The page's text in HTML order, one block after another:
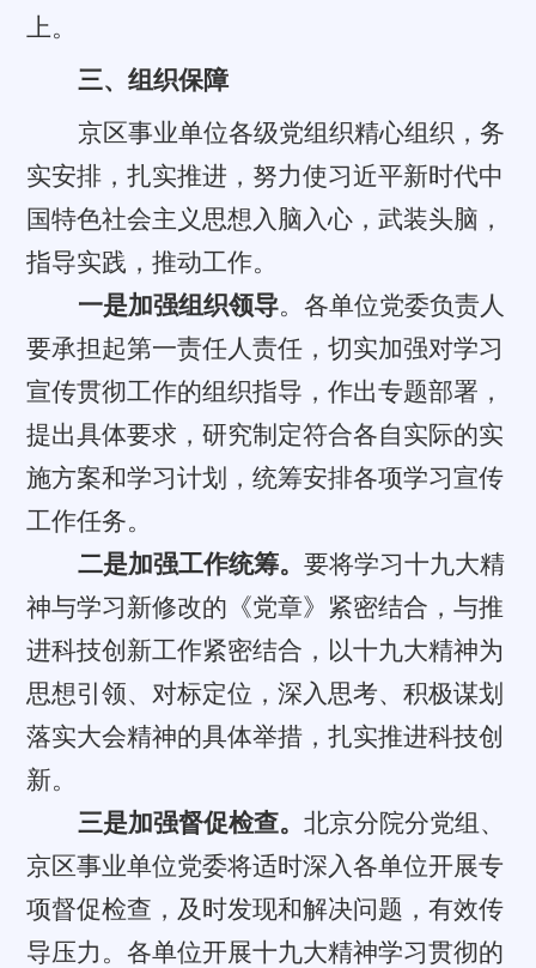
上。
三、组织保障
京区事业单位各级党组织精心组织，务
实安排，扎实推进，努力使习近平新时代中
国特色社会主义思想入脑入心，武装头脑，
指导实践，推动工作。
一是加强组织领导。各单位党委负责人
要承担起第一责任人责任，切实加强对学习
宣传贯彻工作的组织指导，作出专题部署，
提出具体要求，研究制定符合各自实际的实
施方案和学习计划，统筹安排各项学习宣传
工作任务。
二是加强工作统筹。要将学习十九大精
神与学习新修改的《党章》紧密结合，与推
进科技创新工作紧密结合，以十九大精神为
思想引领、对标定位，深入思考、积极谋划
落实大会精神的具体举措，扎实推进科技创
新。
三是加强督促检查。北京分院分党组、
京区事业单位党委将适时深入各单位开展专
项督促检查，及时发现和解决问题，有效传
导压力。各单位开展十九大精神学习贯彻的